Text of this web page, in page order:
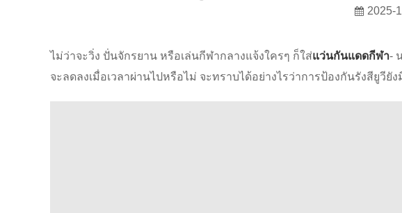
2025-
ไม่ว่าจะวิ่ง ปั่นจักรยาน หรือเล่นกีฬากลางแจ้งใครๆ ก็ใส่แว่นกันแดดกีฬา-
จะลดลงเมื่อเวลาผ่านไปหรือไม่ จะทราบได้อย่างไรว่าการป้องกันรังสียูวี